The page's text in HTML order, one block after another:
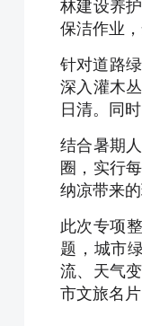
林建设养
保洁作业
针对道路
深入灌木
日清。同
结合暑期
圈，实行
纳凉带来的
此次专项
题，城市
流、天气
市文旅名